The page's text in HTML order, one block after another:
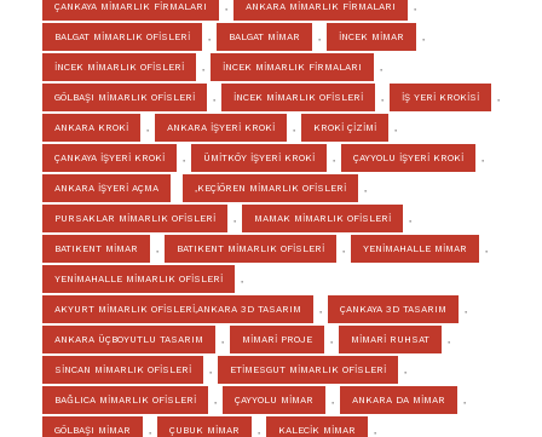
ÇANKAYA MİMARLIK FİRMALARI , ANKARA MİMARLIK FİRMALARI ,
BALGAT MİMARLIK OFİSLERİ , BALGAT MİMAR , İNCEK MİMAR ,
İNCEK MİMARLIK OFİSLERİ , İNCEK MİMARLIK FİRMALARI ,
GÖLBAŞI MİMARLIK OFİSLERİ , İNCEK MİMARLIK OFİSLERİ , İŞ YERİ KROKİSİ ,
ANKARA KROKİ , ANKARA İŞYERİ KROKİ , KROKİ ÇİZİMİ ,
ÇANKAYA İŞYERİ KROKİ , ÜMİTKÖY İŞYERİ KROKİ , ÇAYYOLU İŞYERİ KROKİ ,
ANKARA İŞYERİ AÇMA ,KEÇİÖREN MİMARLIK OFİSLERİ ,
PURSAKLAR MİMARLIK OFİSLERİ , MAMAK MİMARLIK OFİSLERİ ,
BATIKENT MİMAR , BATIKENT MİMARLIK OFİSLERİ , YENİMAHALLE MİMAR ,
YENİMAHALLE MİMARLIK OFİSLERİ ,
AKYURT MİMARLIK OFİSLERİ,ANKARA 3D TASARIM , ÇANKAYA 3D TASARIM ,
ANKARA ÜÇBOYUTLU TASARIM , MİMARİ PROJE , MİMARİ RUHSAT ,
SİNCAN MİMARLIK OFİSLERİ , ETİMESGUT MİMARLIK OFİSLERİ ,
BAĞLICA MİMARLIK OFİSLERİ , ÇAYYOLU MİMAR , ANKARA DA MİMAR ,
GÖLBAŞI MİMAR , ÇUBUK MİMAR , KALECİK MİMAR ,